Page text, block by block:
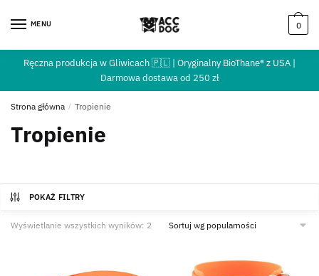
MENU 0
Ręczna produkcja w Gliwicach 🇵🇱 | Oryginalny BioThane® z USA |
Darmowa dostawa od 250 zł
Strona główna / Tropienie
Tropienie
POKAŻ FILTRY
Wyświetlanie wszystkich wyników: 2